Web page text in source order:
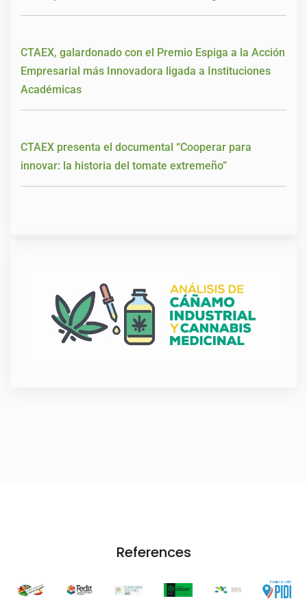
CTAEX, galardonado con el Premio Espiga a la Acción
Empresarial más Innovadora ligada a Instituciones
Académicas
CTAEX presenta el documental “Cooperar para
innovar: la historia del tomate extremeño”
References